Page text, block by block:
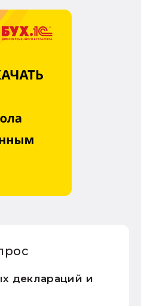
деклараций и